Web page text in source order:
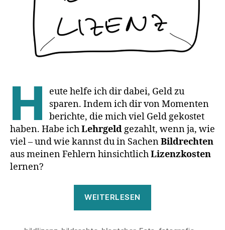
H
eute helfe ich dir dabei, Geld zu
sparen. Indem ich dir von Momenten
berichte, die mich viel Geld gekostet
haben. Habe ichLehrgeldgezahlt, wenn ja, wie
viel – und wie kannst du in SachenBildrechten
aus meinen Fehlern hinsichtlichLizenzkosten
lernen?
WEITERLESEN